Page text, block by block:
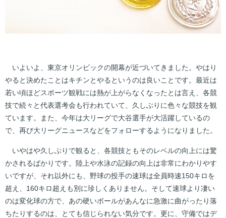
いよいよ、東京オリンピックの開幕が近づいてきました。やはり
やると決めたことはキチンとやるというのは良いことです。最近は
若い頃ほどスポーツ観戦には熱が上がらなくなったとは言え、各競
技で続々と代表選考会も行われていて、久しぶりに色々な競技を観
ています。また、今年は大リーグで大谷選手が大活躍しているの
で、再び大リーグニュースなどをフォローするようになりました。
いやはや久しぶりで観ると、各競技ともそのレベルの向上には驚
かされるばかりです。陸上や水泳の記録の向上は非常にわかりやす
いですが、それ以外にも、野球の投手の速球は全員時速150キロを
超え、160キロ超えも別に珍しくありません。そして速球より凄い
のは変化球の方で、あの硬いボールがあんなに急激に曲がったり落
ちたりするのは、とても信じられない気分です。更に、守備ではデ